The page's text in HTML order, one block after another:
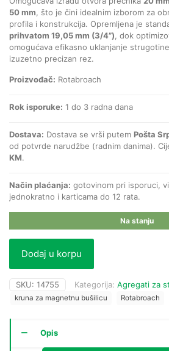
50 mm , što je čini idealnim izborom za
profila i konstrukcija. Opremljena je
prihvatom 19,05 mm (3/4”) , dok
omogućava efikasno uklanjanje
izuzetno precizan rez.
Proizvođač: Rotabroach
Rok isporuke: 1 do 3 radna dana
Dostava: Dostava se vrši putem Pošta
od potvrde narudžbe (radnim danima).
KM.
Način plaćanja: gotovinom pri isporuci,
jednokratno i karticama do 12 rata.
Na stanju
Dodaj u korpu
SKU: 14755 Kategorija: Agregati za
kruna za magnetnu bušilicu Rotabroach
Opis